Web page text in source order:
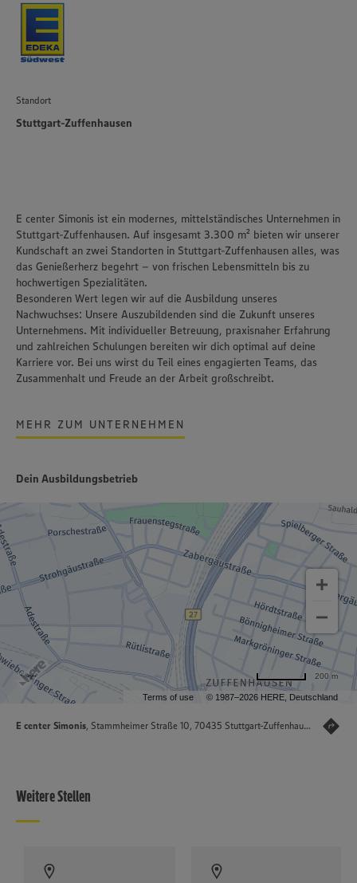
Standort
Stuttgart-Zuffenhausen
E center Simonis ist ein modernes, mittelständisches Unternehmen in
Stuttgart-Zuffenhausen. Auf insgesamt 3.300 m² bieten wir unserer
Kundschaft an zwei Standorten in Stuttgart-Zuffenhausen alles, was
das Genießerherz begehrt – von frischen Lebensmitteln bis zu
hochwertigen Spezialitäten.
Besonderen Wert legen wir auf die Ausbildung unseres
Nachwuchses: Unsere Auszubildenden sind die Zukunft unseres
Unternehmens. Mit individueller Betreuung, praxisnaher Erfahrung
und zahlreichen Schulungen bereiten wir dich optimal auf deine
Karriere vor. Bei uns wirst du Teil eines engagierten Teams, das
Zusammenhalt und Freude an der Arbeit großschreibt.
MEHR ZUM UNTERNEHMEN
Dein Ausbildungsbetrieb
Terms of use © 1987–2026 HERE, Deutschland
200 m
E center Simonis, Stammheimer Straße 10, 70435 Stuttgart-Zuffenhausen
Weitere Stellen